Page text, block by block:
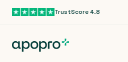
Gå til hovedindholdTrustScore 4.8